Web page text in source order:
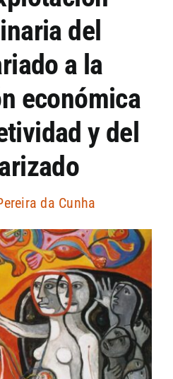
del
a la
económica
y del
da Cunha